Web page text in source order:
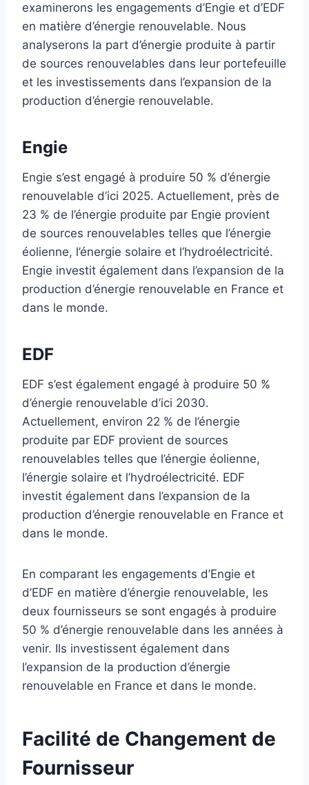
examinerons les engagements d’Engie et d’EDF
en matière d’énergie renouvelable. Nous
analyserons la part d’énergie produite à partir
de sources renouvelables dans leur portefeuille
et les investissements dans l’expansion de la
production d’énergie renouvelable.
Engie
Engie s’est engagé à produire 50 % d’énergie
renouvelable d’ici 2025. Actuellement, près de
23 % de l’énergie produite par Engie provient
de sources renouvelables telles que l’énergie
éolienne, l’énergie solaire et l’hydroélectricité.
Engie investit également dans l’expansion de la
production d’énergie renouvelable en France et
dans le monde.
EDF
EDF s’est également engagé à produire 50 %
d’énergie renouvelable d’ici 2030.
Actuellement, environ 22 % de l’énergie
produite par EDF provient de sources
renouvelables telles que l’énergie éolienne,
l’énergie solaire et l’hydroélectricité. EDF
investit également dans l’expansion de la
production d’énergie renouvelable en France et
dans le monde.
En comparant les engagements d’Engie et
d’EDF en matière d’énergie renouvelable, les
deux fournisseurs se sont engagés à produire
50 % d’énergie renouvelable dans les années à
venir. Ils investissent également dans
l’expansion de la production d’énergie
renouvelable en France et dans le monde.
Facilité de Changement de
Fournisseur